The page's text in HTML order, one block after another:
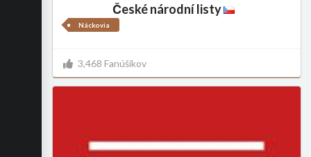
České národní listy
Náckovia
3,468 Fanúšikov